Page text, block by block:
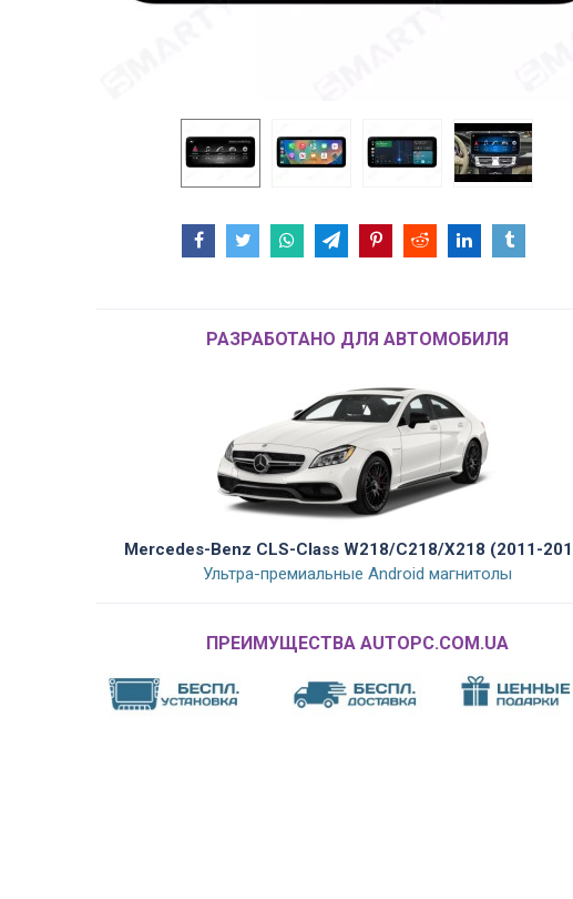
РАЗРАБОТАНО ДЛЯ АВТОМОБИЛЯ
Mercedes-Benz CLS-Class W218/C218/X218 (2011-
Ультра-премиальные Android магнитолы
ПРЕИМУЩЕСТВА AUTOPC.COM.UA